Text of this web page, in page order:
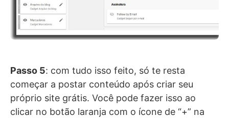
Passo 5: com tudo isso feito, só te resta
começar a postar conteúdo após criar seu
próprio site grátis. Você pode fazer isso ao
clicar no botão laranja com o ícone de “+” na